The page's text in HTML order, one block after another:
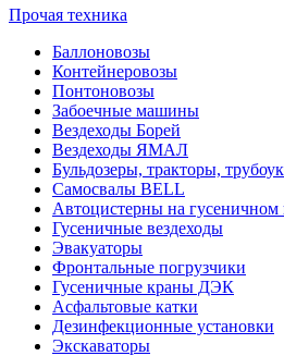
Прочая техника
Баллоновозы
Контейнеровозы
Понтоновозы
Забоечные машины
Вездеходы Борей
Вездеходы ЯМАЛ
Бульдозеры, тракторы,
Самосвалы BELL
Автоцистерны на гусеничном
Гусеничные вездеходы
Эвакуаторы
Фронтальные погрузчики
Гусеничные краны ДЭК
Асфальтовые катки
Дезинфекционные установки
Экскаваторы